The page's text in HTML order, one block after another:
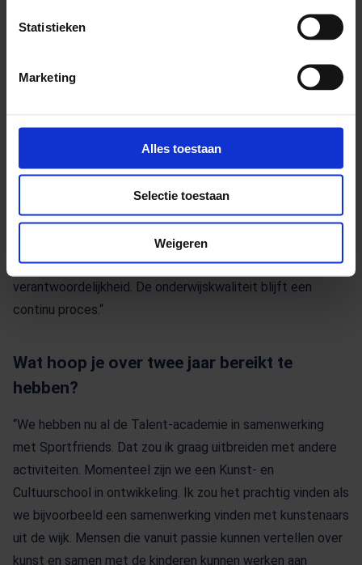
Statistieken
Marketing
Alles toestaan
Selectie toestaan
Weigeren
“In ons team hadden de mensen last van de hoge werkdruk.
We zijn een klein team, en moeten samen alle taken doen.
Daarom gingen we op zoek naar een oplossing. We
trainingen, ontwikkelden een eigen Kanban-bord en zijn
gestopt met de wekelijkse vergaderingen. Elke dag na
schooltijd staan we 15 minuten bij ons Kanban-bord. We
bespreken dan alle lopende processen. Als blijkt dat er een
meeting nodig is voor een onderwijs-item, dan plannen we
dat in met diegenen die daarbij willen aansluiten. Het helpt
ons om te prioriteren en we voelen meer gezamenlijke
verantwoordelijkheid. De onderwijskwaliteit blijft een
continu proces.“
Wat hoop je over twee jaar bereikt te
hebben?
“We hebben nu al de Talent-academie in samenwerking
met Sportfriends. Dat zou ik graag uitbreiden met andere
activiteiten. Momenteel zijn we een Kunst- en
Cultuurschool in ontwikkeling. Ik zou het prachtig vinden als
we bijvoorbeeld een samenwerking vinden met kunstenaars
uit de wijk. Mensen die vanuit passie kunnen vertellen over
kunst en samen met de kinderen kunnen werken aan